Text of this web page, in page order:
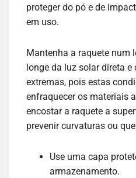
proteger do pó e de
em uso.
Mantenha a raquete num
longe da luz solar direta e
extremas, pois estas
enfraquecer os materiais
encostar a raquete a
prevenir curvaturas ou
Use uma capa
armazenamento.